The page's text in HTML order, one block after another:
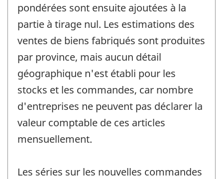
pondérées sont ensuite ajoutées à la
partie à tirage nul. Les estimations des
ventes de biens fabriqués sont produites
par province, mais aucun détail
géographique n'est établi pour les
stocks et les commandes, car nombre
d'entreprises ne peuvent pas déclarer la
valeur comptable de ces articles
mensuellement.
Les séries sur les nouvelles commandes